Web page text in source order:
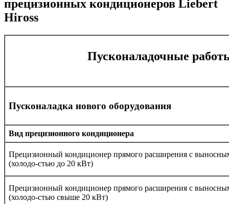
прецизионных кондиционеров Liebert
Hiross
Пусконаладочные
Пусконаладка нового оборудования
Вид прецизионного кондиционера
Прецизионный кондиционер прямого расширения с
(холодо-стью до 20 кВт)
Прецизионный кондиционер прямого расширения с
(холодо-стью свыше 20 кВт)